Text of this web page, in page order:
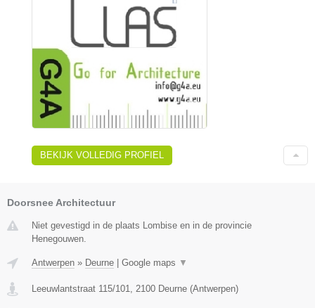
BEKIJK VOLLEDIG PROFIEL
Doorsnee Architectuur
Niet gevestigd in de plaats Lombise en in de provincie
Henegouwen.
Antwerpen » Deurne Google maps ▼
Leeuwlantstraat 115/101, 2100 Deurne (Antwerpen)